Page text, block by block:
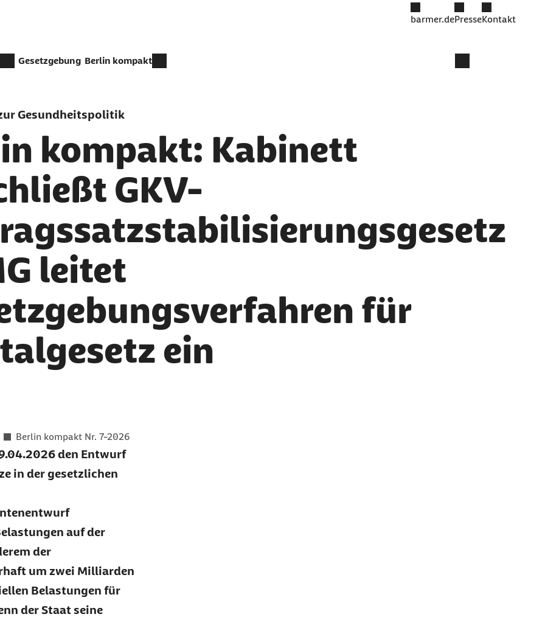
barmer.dePresseKontakt
Gesetzgebung Berlin kompakt
Gesundheitspolitik
kompakt: Kabinett
GKV-
leitet
für
ein
als
Berlin kompakt Nr. 7-2026
den Entwurf
in der gesetzlichen
auf der
der
um zwei Milliarden
Belastungen für
der Staat seine